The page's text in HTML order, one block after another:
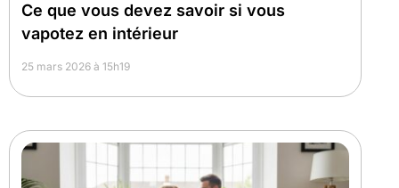
Ce que vous devez savoir si vous
vapotez en intérieur
25 mars 2026 à 15h19